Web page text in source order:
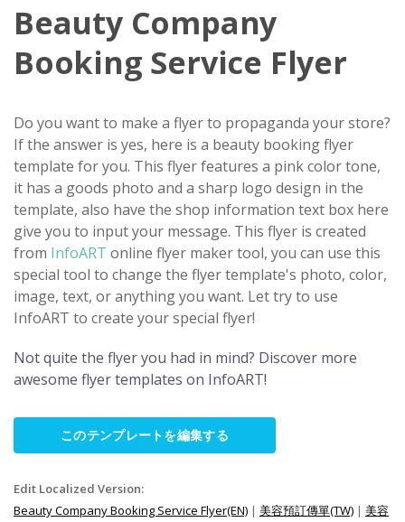
Beauty Company
Booking Service Flyer
Do you want to make a flyer to propaganda your store?
If the answer is yes, here is a beauty booking flyer
template for you. This flyer features a pink color tone,
it has a goods photo and a sharp logo design in the
template, also have the shop information text box here
give you to input your message. This flyer is created
from InfoART online flyer maker tool, you can use this
special tool to change the flyer template's photo, color,
image, text, or anything you want. Let try to use
InfoART to create your special flyer!
Not quite the flyer you had in mind? Discover more
awesome flyer templates on InfoART!
このテンプレートを編集する
Edit Localized Version:
Beauty Company Booking Service Flyer(EN) | 美容預訂傳單(TW) | 美容